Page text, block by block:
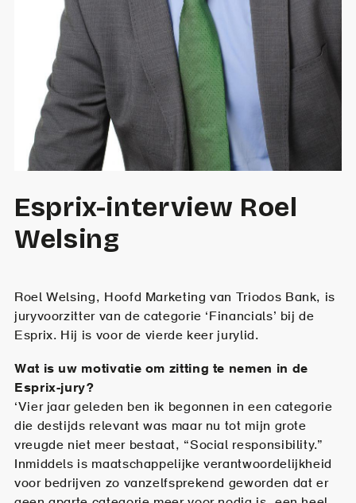
Esprix-interview Roel
Welsing
Roel Welsing, Hoofd Marketing van Triodos Bank, is
juryvoorzitter van de categorie ‘Financials’ bij de
Esprix. Hij is voor de vierde keer jurylid.
Wat is uw motivatie om zitting te nemen in de
Esprix-jury?
‘Vier jaar geleden ben ik begonnen in een categorie
die destijds relevant was maar nu tot mijn grote
vreugde niet meer bestaat, “Social responsibility.”
Inmiddels is maatschappelijke verantwoordelijkheid
voor bedrijven zo vanzelfsprekend geworden dat er